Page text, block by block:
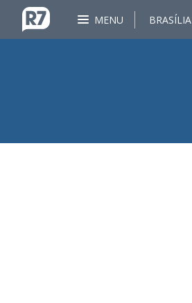
MENU BRASÍLIA